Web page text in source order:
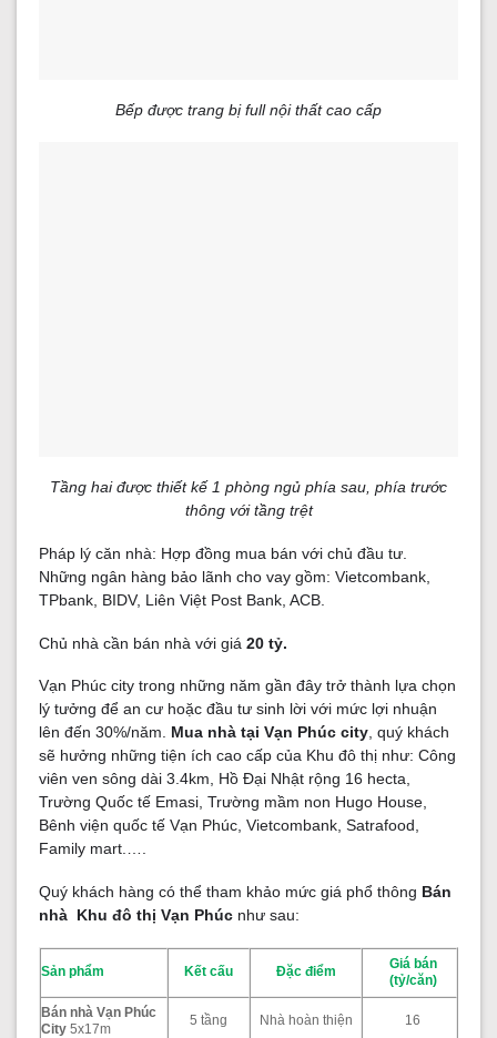
Bếp được trang bị full nội thất cao cấp
Tầng hai được thiết kế 1 phòng ngủ phía sau, phía trước
thông với tầng trệt
Pháp lý căn nhà: Hợp đồng mua bán với chủ đầu tư.
Những ngân hàng bảo lãnh cho vay gồm: Vietcombank,
TPbank, BIDV, Liên Việt Post Bank, ACB.
Chủ nhà cần bán nhà với giá 20 tỷ.
Vạn Phúc city trong những năm gần đây trở thành lựa chọn
lý tưởng để an cư hoặc đầu tư sinh lời với mức lợi nhuận
lên đến 30%/năm. Mua nhà tại Vạn Phúc city, quý khách
sẽ hưởng những tiện ích cao cấp của Khu đô thị như: Công
viên ven sông dài 3.4km, Hồ Đại Nhật rộng 16 hecta,
Trường Quốc tế Emasi, Trường mầm non Hugo House,
Bênh viện quốc tế Vạn Phúc, Vietcombank, Satrafood,
Family mart.….
Quý khách hàng có thể tham khảo mức giá phổ thông Bán
nhà Khu đô thị Vạn Phúc như sau:
Sản phẩm Kết cấu Đặc điểm
Giá bán
(tỷ/căn)
Bán nhà Vạn Phúc
City 5x17m
5 tầng Nhà hoàn thiện 16